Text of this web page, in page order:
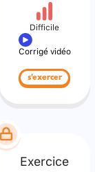
Difficile
Corrigé vidéo
s'exercer
Exercice